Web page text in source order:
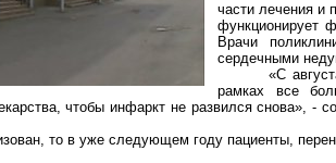
части лечения и
функционирует
Врачи
сердечными
«С
рамках все
чтобы инфаркт не развился снова», -
то в уже следующем году пациенты,